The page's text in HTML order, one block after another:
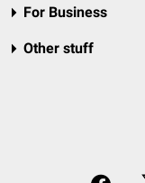
For Business
Other stuff